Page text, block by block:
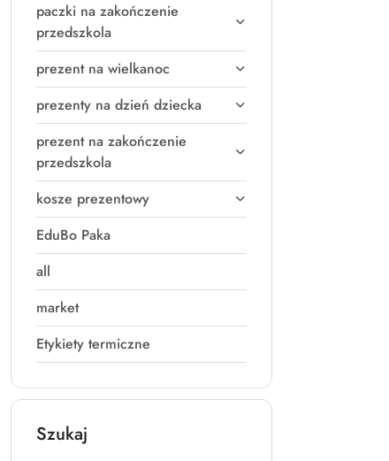
paczki na zakończenie
przedszkola
prezent na wielkanoc
prezenty na dzień dziecka
prezent na zakończenie
przedszkola
kosze prezentowy
EduBo Paka
all
market
Etykiety termiczne
Szukaj